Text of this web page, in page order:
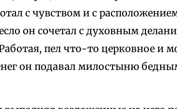
с чувством и с
он сочетал с духовным
пел что-то церковное и
он подавал милостыню